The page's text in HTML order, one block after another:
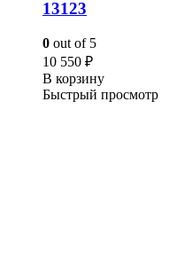
13123
0 out of 5
10 550 ₽
В корзину
Быстрый просмотр